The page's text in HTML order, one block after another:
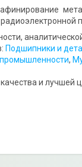
Подшипники и
,
и лучшей